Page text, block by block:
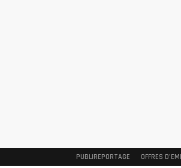
PUBLIREPORTAGE OFFRES